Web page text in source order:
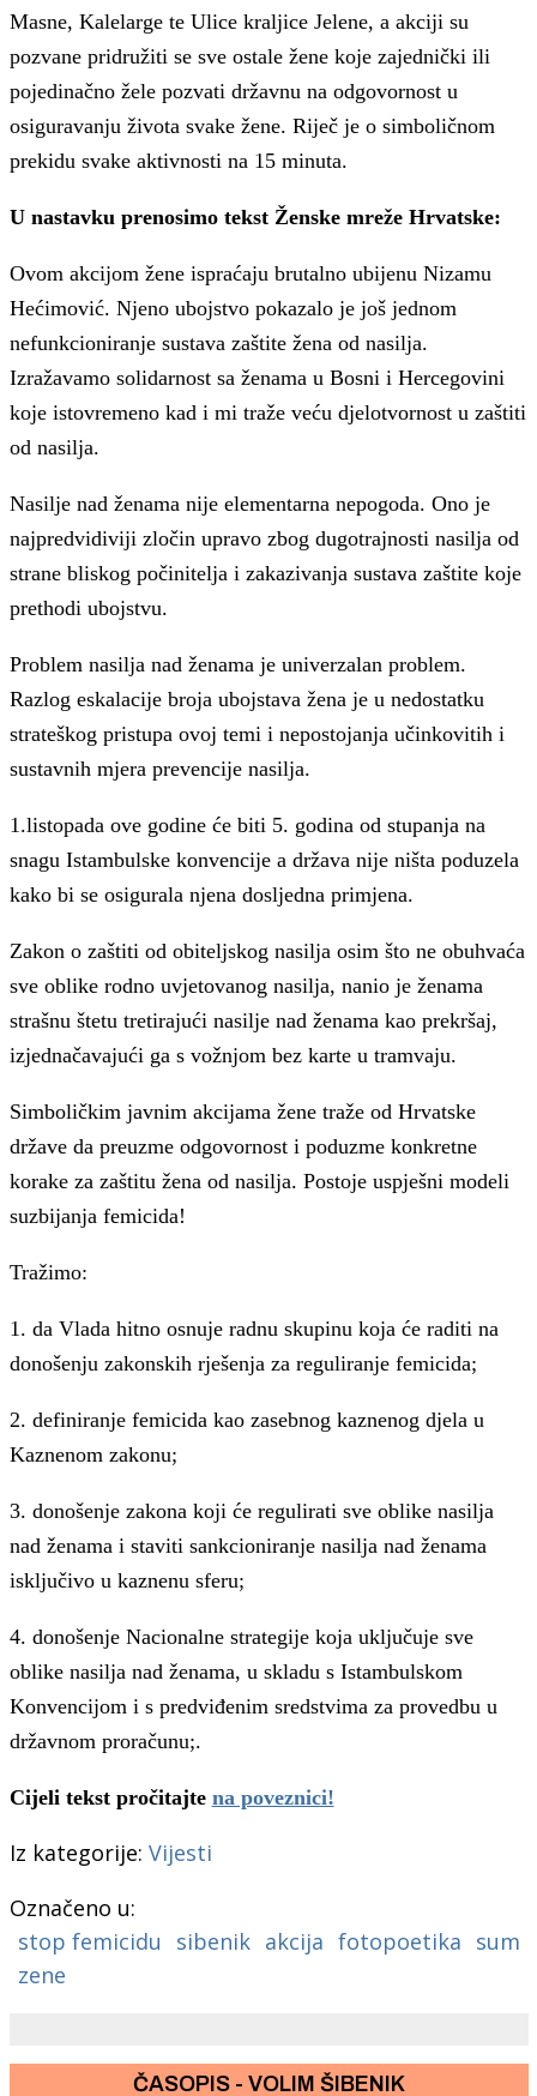
Masne, Kalelarge te Ulice kraljice Jelene, a akciji su
pozvane pridružiti se sve ostale žene koje zajednički ili
pojedinačno žele pozvati državnu na odgovornost u
osiguravanju života svake žene. Riječ je o simboličnom
prekidu svake aktivnosti na 15 minuta.
U nastavku prenosimo tekst Ženske mreže Hrvatske:
Ovom akcijom žene ispraćaju brutalno ubijenu Nizamu
Hećimović. Njeno ubojstvo pokazalo je još jednom
nefunkcioniranje sustava zaštite žena od nasilja.
Izražavamo solidarnost sa ženama u Bosni i Hercegovini
koje istovremeno kad i mi traže veću djelotvornost u zaštiti
od nasilja.
Nasilje nad ženama nije elementarna nepogoda. Ono je
najpredvidiviji zločin upravo zbog dugotrajnosti nasilja od
strane bliskog počinitelja i zakazivanja sustava zaštite koje
prethodi ubojstvu.
Problem nasilja nad ženama je univerzalan problem.
Razlog eskalacije broja ubojstava žena je u nedostatku
strateškog pristupa ovoj temi i nepostojanja učinkovitih i
sustavnih mjera prevencije nasilja.
1.listopada ove godine će biti 5. godina od stupanja na
snagu Istambulske konvencije a država nije ništa poduzela
kako bi se osigurala njena dosljedna primjena.
Zakon o zaštiti od obiteljskog nasilja osim što ne obuhvaća
sve oblike rodno uvjetovanog nasilja, nanio je ženama
strašnu štetu tretirajući nasilje nad ženama kao prekršaj,
izjednačavajući ga s vožnjom bez karte u tramvaju.
Simboličkim javnim akcijama žene traže od Hrvatske
države da preuzme odgovornost i poduzme konkretne
korake za zaštitu žena od nasilja. Postoje uspješni modeli
suzbijanja femicida!
Tražimo:
1. da Vlada hitno osnuje radnu skupinu koja će raditi na
donošenju zakonskih rješenja za reguliranje femicida;
2. definiranje femicida kao zasebnog kaznenog djela u
Kaznenom zakonu;
3. donošenje zakona koji će regulirati sve oblike nasilja
nad ženama i staviti sankcioniranje nasilja nad ženama
isključivo u kaznenu sferu;
4. donošenje Nacionalne strategije koja uključuje sve
oblike nasilja nad ženama, u skladu s Istambulskom
Konvencijom i s predviđenim sredstvima za provedbu u
državnom proračunu;.
Cijeli tekst pročitajte na poveznici!
Iz kategorije: Vijesti
Označeno u:
stop femicidu
sibenik akcija fotopoetika sum
zene
ČASOPIS - VOLIM ŠIBENIK